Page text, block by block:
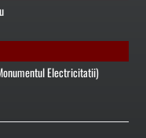
Electricitatii)